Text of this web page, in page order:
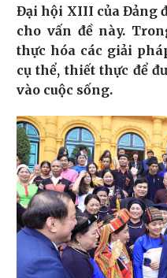
Đại hội XIII của Đảng
cho vấn đề này.
thực hóa các giải
cụ thể, thiết thực để
vào cuộc sống.